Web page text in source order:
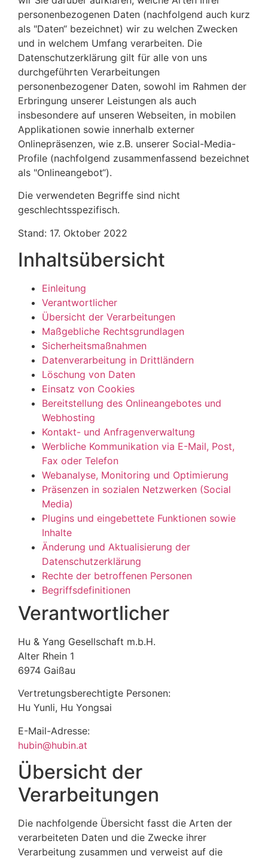
personenbezogenen Daten (nachfolgend auch kurz
als "Daten“ bezeichnet) wir zu welchen Zwecken
und in welchem Umfang verarbeiten. Die
Datenschutzerklärung gilt für alle von uns
durchgeführten Verarbeitungen
personenbezogener Daten, sowohl im Rahmen der
Erbringung unserer Leistungen als auch
insbesondere auf unseren Webseiten, in mobilen
Applikationen sowie innerhalb externer
Onlinepräsenzen, wie z.B. unserer Social-Media-
Profile (nachfolgend zusammenfassend bezeichnet
als "Onlineangebot“).
Die verwendeten Begriffe sind nicht
geschlechtsspezifisch.
Stand: 17. Oktober 2022
Inhaltsübersicht
Einleitung
Verantwortlicher
Übersicht der Verarbeitungen
Maßgebliche Rechtsgrundlagen
Sicherheitsmaßnahmen
Datenverarbeitung in Drittländern
Löschung von Daten
Einsatz von Cookies
Bereitstellung des Onlineangebotes und
Webhosting
Kontakt- und Anfragenverwaltung
Werbliche Kommunikation via E-Mail, Post,
Fax oder Telefon
Webanalyse, Monitoring und Optimierung
Präsenzen in sozialen Netzwerken (Social
Media)
Plugins und eingebettete Funktionen sowie
Inhalte
Änderung und Aktualisierung der
Datenschutzerklärung
Rechte der betroffenen Personen
Begriffsdefinitionen
Verantwortlicher
Hu & Yang Gesellschaft m.b.H.
Alter Rhein 1
6974 Gaißau
Vertretungsberechtigte Personen:
Hu Yunli, Hu Yongsai
E-Mail-Adresse:
hubin@hubin.at
Übersicht der
Verarbeitungen
Die nachfolgende Übersicht fasst die Arten der
verarbeiteten Daten und die Zwecke ihrer
Verarbeitung zusammen und verweist auf die